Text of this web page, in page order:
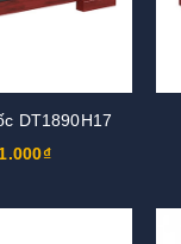
DT1890H17